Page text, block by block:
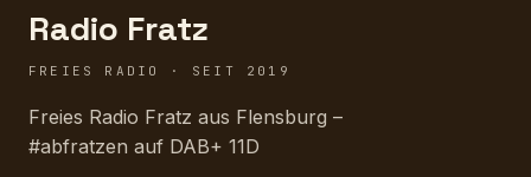
Radio Fratz
FREIES RADIO · SEIT 2019
Freies Radio Fratz aus Flensburg –
#abfratzen auf DAB+ 11D